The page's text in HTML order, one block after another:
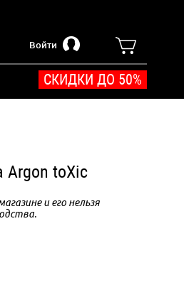
Войти
СКИДКИ ДО 50%
Argon toXic
и его нельзя